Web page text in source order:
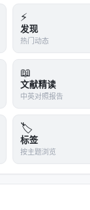
到 BERT 交叉
方法都在效率-效
迁移与长尾查询
新难题。 在推荐
Rec），核心矛
与冷启动能力，
识访问从「一次
任务成功率、引用
|------|------|
⚡
发现
热门动态
📖
文献精读
中英对照报告
🏷️
标签
按主题浏览